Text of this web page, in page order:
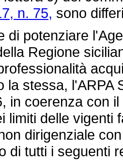
n. 75, sono
potenziare
Regione
la stessa, l'ARPA
in coerenza con
limiti delle vigenti
dirigenziale
di tutti i seguenti